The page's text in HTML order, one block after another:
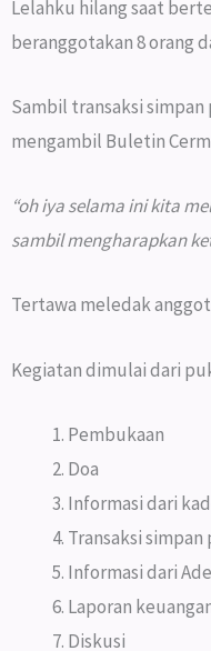
Lelahku hilang saat
beranggotakan 8 orang
Sambil transaksi
mengambil Buletin
“oh iya selama ini kita
sambil mengharapkan
Tertawa meledak
Kegiatan dimulai dari
Pembukaan
Doa
Informasi dari
Transaksi simpan
Informasi dari
Laporan
Diskusi